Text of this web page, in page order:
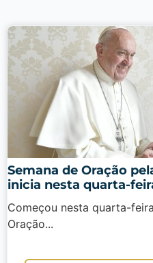
Semana de Oração
inicia nesta quarta-
Começou nesta quarta-
Oração...